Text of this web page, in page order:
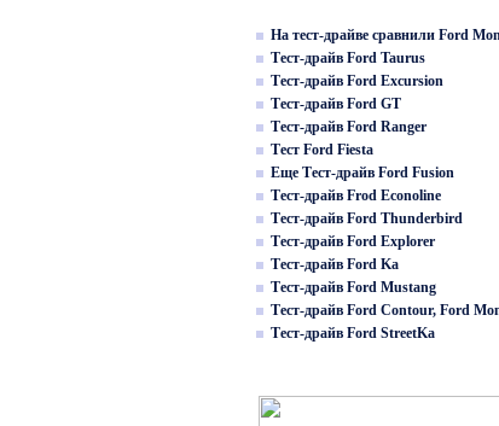
На тест-драйве сравнили Ford
Тест-драйв Ford Taurus
Тест-драйв Ford Excursion
Тест-драйв Ford GT
Тест-драйв Ford Ranger
Тест Ford Fiesta
Еще Тест-драйв Ford Fusion
Тест-драйв Frod Econoline
Тест-драйв Ford Thunderbird
Тест-драйв Ford Explorer
Тест-драйв Ford Ka
Тест-драйв Ford Mustang
Тест-драйв Ford Contour, Ford
Тест-драйв Ford StreetKa